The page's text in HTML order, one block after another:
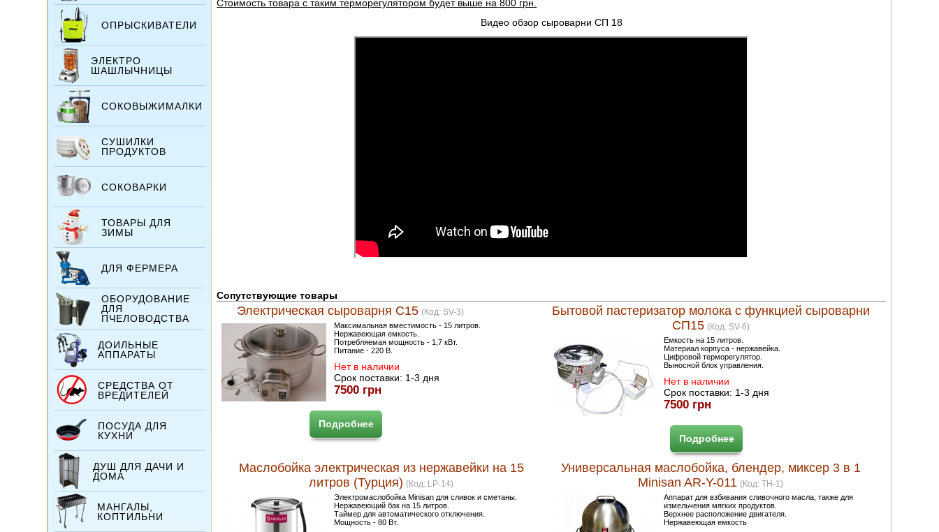
ОПРЫСКИВАТЕЛИ
ЭЛЕКТРО
ШАШЛЫЧНИЦЫ
СОКОВЫЖИМАЛКИ
СУШИЛКИ
ПРОДУКТОВ
СОКОВАРКИ
ТОВАРЫ ДЛЯ
ЗИМЫ
ДЛЯ ФЕРМЕРА
ОБОРУДОВАНИЕ
ДЛЯ
ПЧЕЛОВОДСТВА
ДОИЛЬНЫЕ
АППАРАТЫ
СРЕДСТВА ОТ
ВРЕДИТЕЛЕЙ
ПОСУДА ДЛЯ
КУХНИ
ДУШ ДЛЯ ДАЧИ И
ДОМА
МАНГАЛЫ,
КОПТИЛЬНИ
Стоимость товара с таким терморегулятором будет выше на 800 грн.
Видео обзор сыроварни СП 18
Сопутствующие товары
Электрическая сыроварня С15 (Код: SV-3)
Максимальная вместимость - 15 литров.
Нержавеющая емкость.
Потребляемая мощность - 1,7 кВт.
Питание - 220 В.
Нет в наличии
Срок поставки: 1-3 дня
7500 грн
Подробнее
Бытовой пастеризатор молока с функцией сыроварни
СП15 (Код: SV-6)
Емкость на 15 литров.
Материал корпуса - нержавейка.
Цифровой терморегулятор.
Выносной блок управления.
Нет в наличии
Срок поставки: 1-3 дня
7500 грн
Подробнее
Маслобойка электрическая из нержавейки на 15
литров (Турция) (Код: LP-14)
Электромаслобойка Minisan для сливок и сметаны.
Нержавеющий бак на 15 литров.
Таймер для автоматического отключения.
Мощность - 80 Вт.
Универсальная маслобойка, блендер, миксер 3 в 1
Minisan AR-Y-011 (Код:TH-1)
Аппарат для взбивания сливочного масла, также для
измельчения мягких продуктов.
Верхнее расположение двигателя.
Нержавеющая емкость